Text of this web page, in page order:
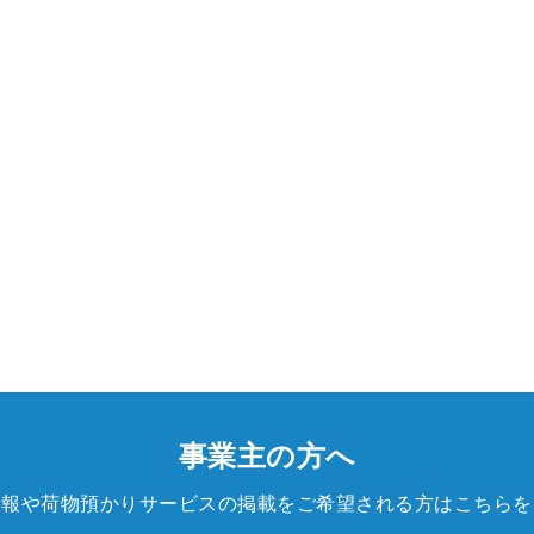
事業主の方へ
や荷物預かりサービスの掲載をご希望される方はこちらを